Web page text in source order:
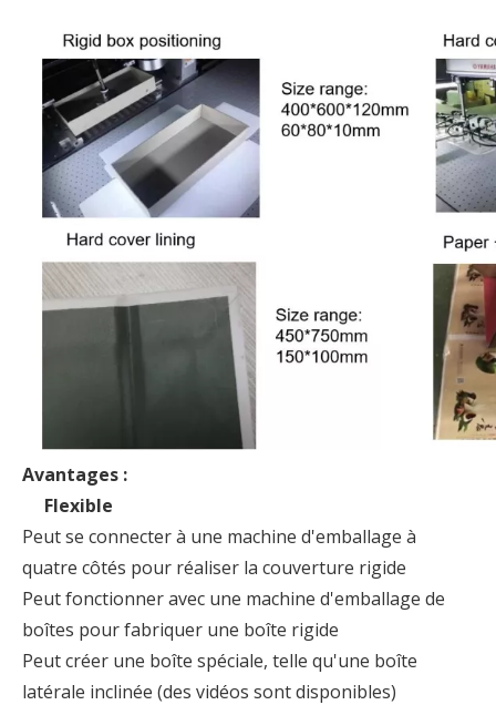
Avantages :
Flexible
Peut se connecter à une machine d'emballage à
quatre côtés pour réaliser la couverture rigide
Peut fonctionner avec une machine d'emballage de
boîtes pour fabriquer une boîte rigide
Peut créer une boîte spéciale, telle qu'une boîte
latérale inclinée (des vidéos sont disponibles)